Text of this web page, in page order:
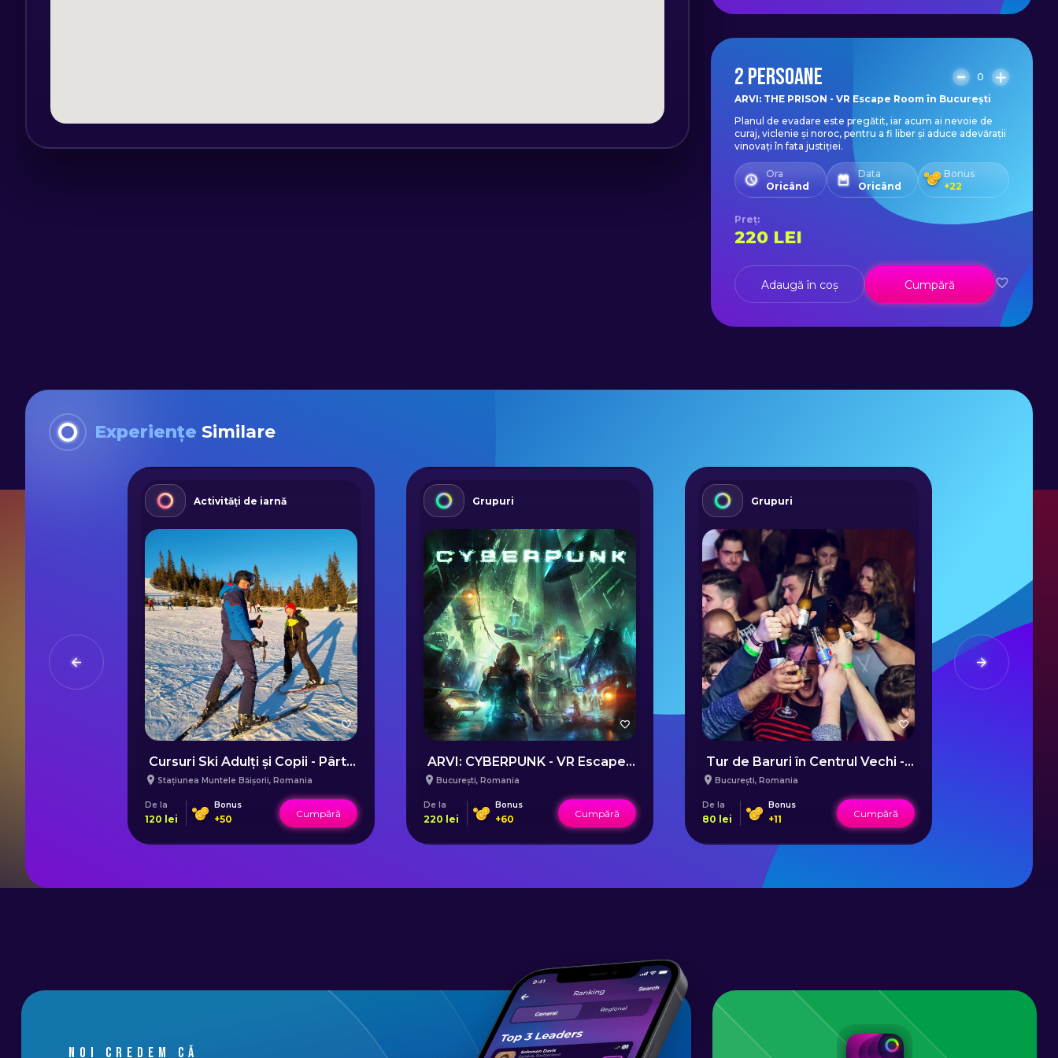
2 PERSOANE
0
ARVI: THE PRISON - VR Escape Room în București
Planul de evadare este pregătit, iar acum ai nevoie de
curaj, viclenie și noroc, pentru a fi liber și aduce adevărații
vinovați în fata justiției.
Ora
Oricând
Data
Oricând
Bonus
+22
Preț:
220 LEI
Adaugă în coș Cumpără
Experiențe Similare
Activități de iarnă
Cursuri Ski Adulți și Copii - Pârtia Buscat
Stațiunea Muntele Băișorii, Romania
De la
120 lei
Bonus
+50 Cumpără
Grupuri
ARVI: CYBERPUNK - VR Escape Room în București
București, Romania
De la
220 lei
Bonus
+60 Cumpără
Grupuri
Tur de Baruri în Centrul Vechi - București
București, Romania
De la
80 lei
Bonus
+11 Cumpără
Noi credem că